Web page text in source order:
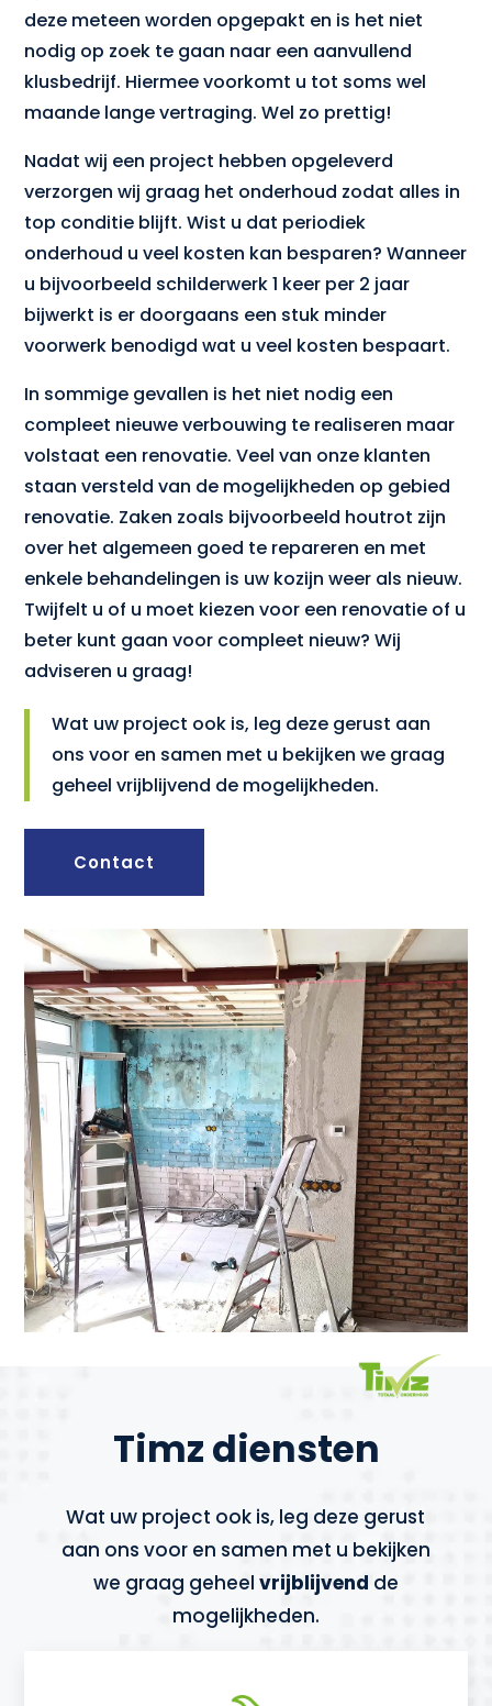
deze meteen worden opgepakt en is het niet
nodig op zoek te gaan naar een aanvullend
klusbedrijf. Hiermee voorkomt u tot soms wel
maande lange vertraging. Wel zo prettig!
Nadat wij een project hebben opgeleverd
verzorgen wij graag het onderhoud zodat alles in
top conditie blijft. Wist u dat periodiek
onderhoud u veel kosten kan besparen? Wanneer
u bijvoorbeeld schilderwerk 1 keer per 2 jaar
bijwerkt is er doorgaans een stuk minder
voorwerk benodigd wat u veel kosten bespaart.
In sommige gevallen is het niet nodig een
compleet nieuwe verbouwing te realiseren maar
volstaat een renovatie. Veel van onze klanten
staan versteld van de mogelijkheden op gebied
renovatie. Zaken zoals bijvoorbeeld houtrot zijn
over het algemeen goed te repareren en met
enkele behandelingen is uw kozijn weer als nieuw.
Twijfelt u of u moet kiezen voor een renovatie of u
beter kunt gaan voor compleet nieuw? Wij
adviseren u graag!
Wat uw project ook is, leg deze gerust aan
ons voor en samen met u bekijken we graag
geheel vrijblijvend de mogelijkheden.
Contact
Timz diensten
Wat uw project ook is, leg deze gerust
aan ons voor en samen met u bekijken
we graag geheel vrijblijvend de
mogelijkheden.